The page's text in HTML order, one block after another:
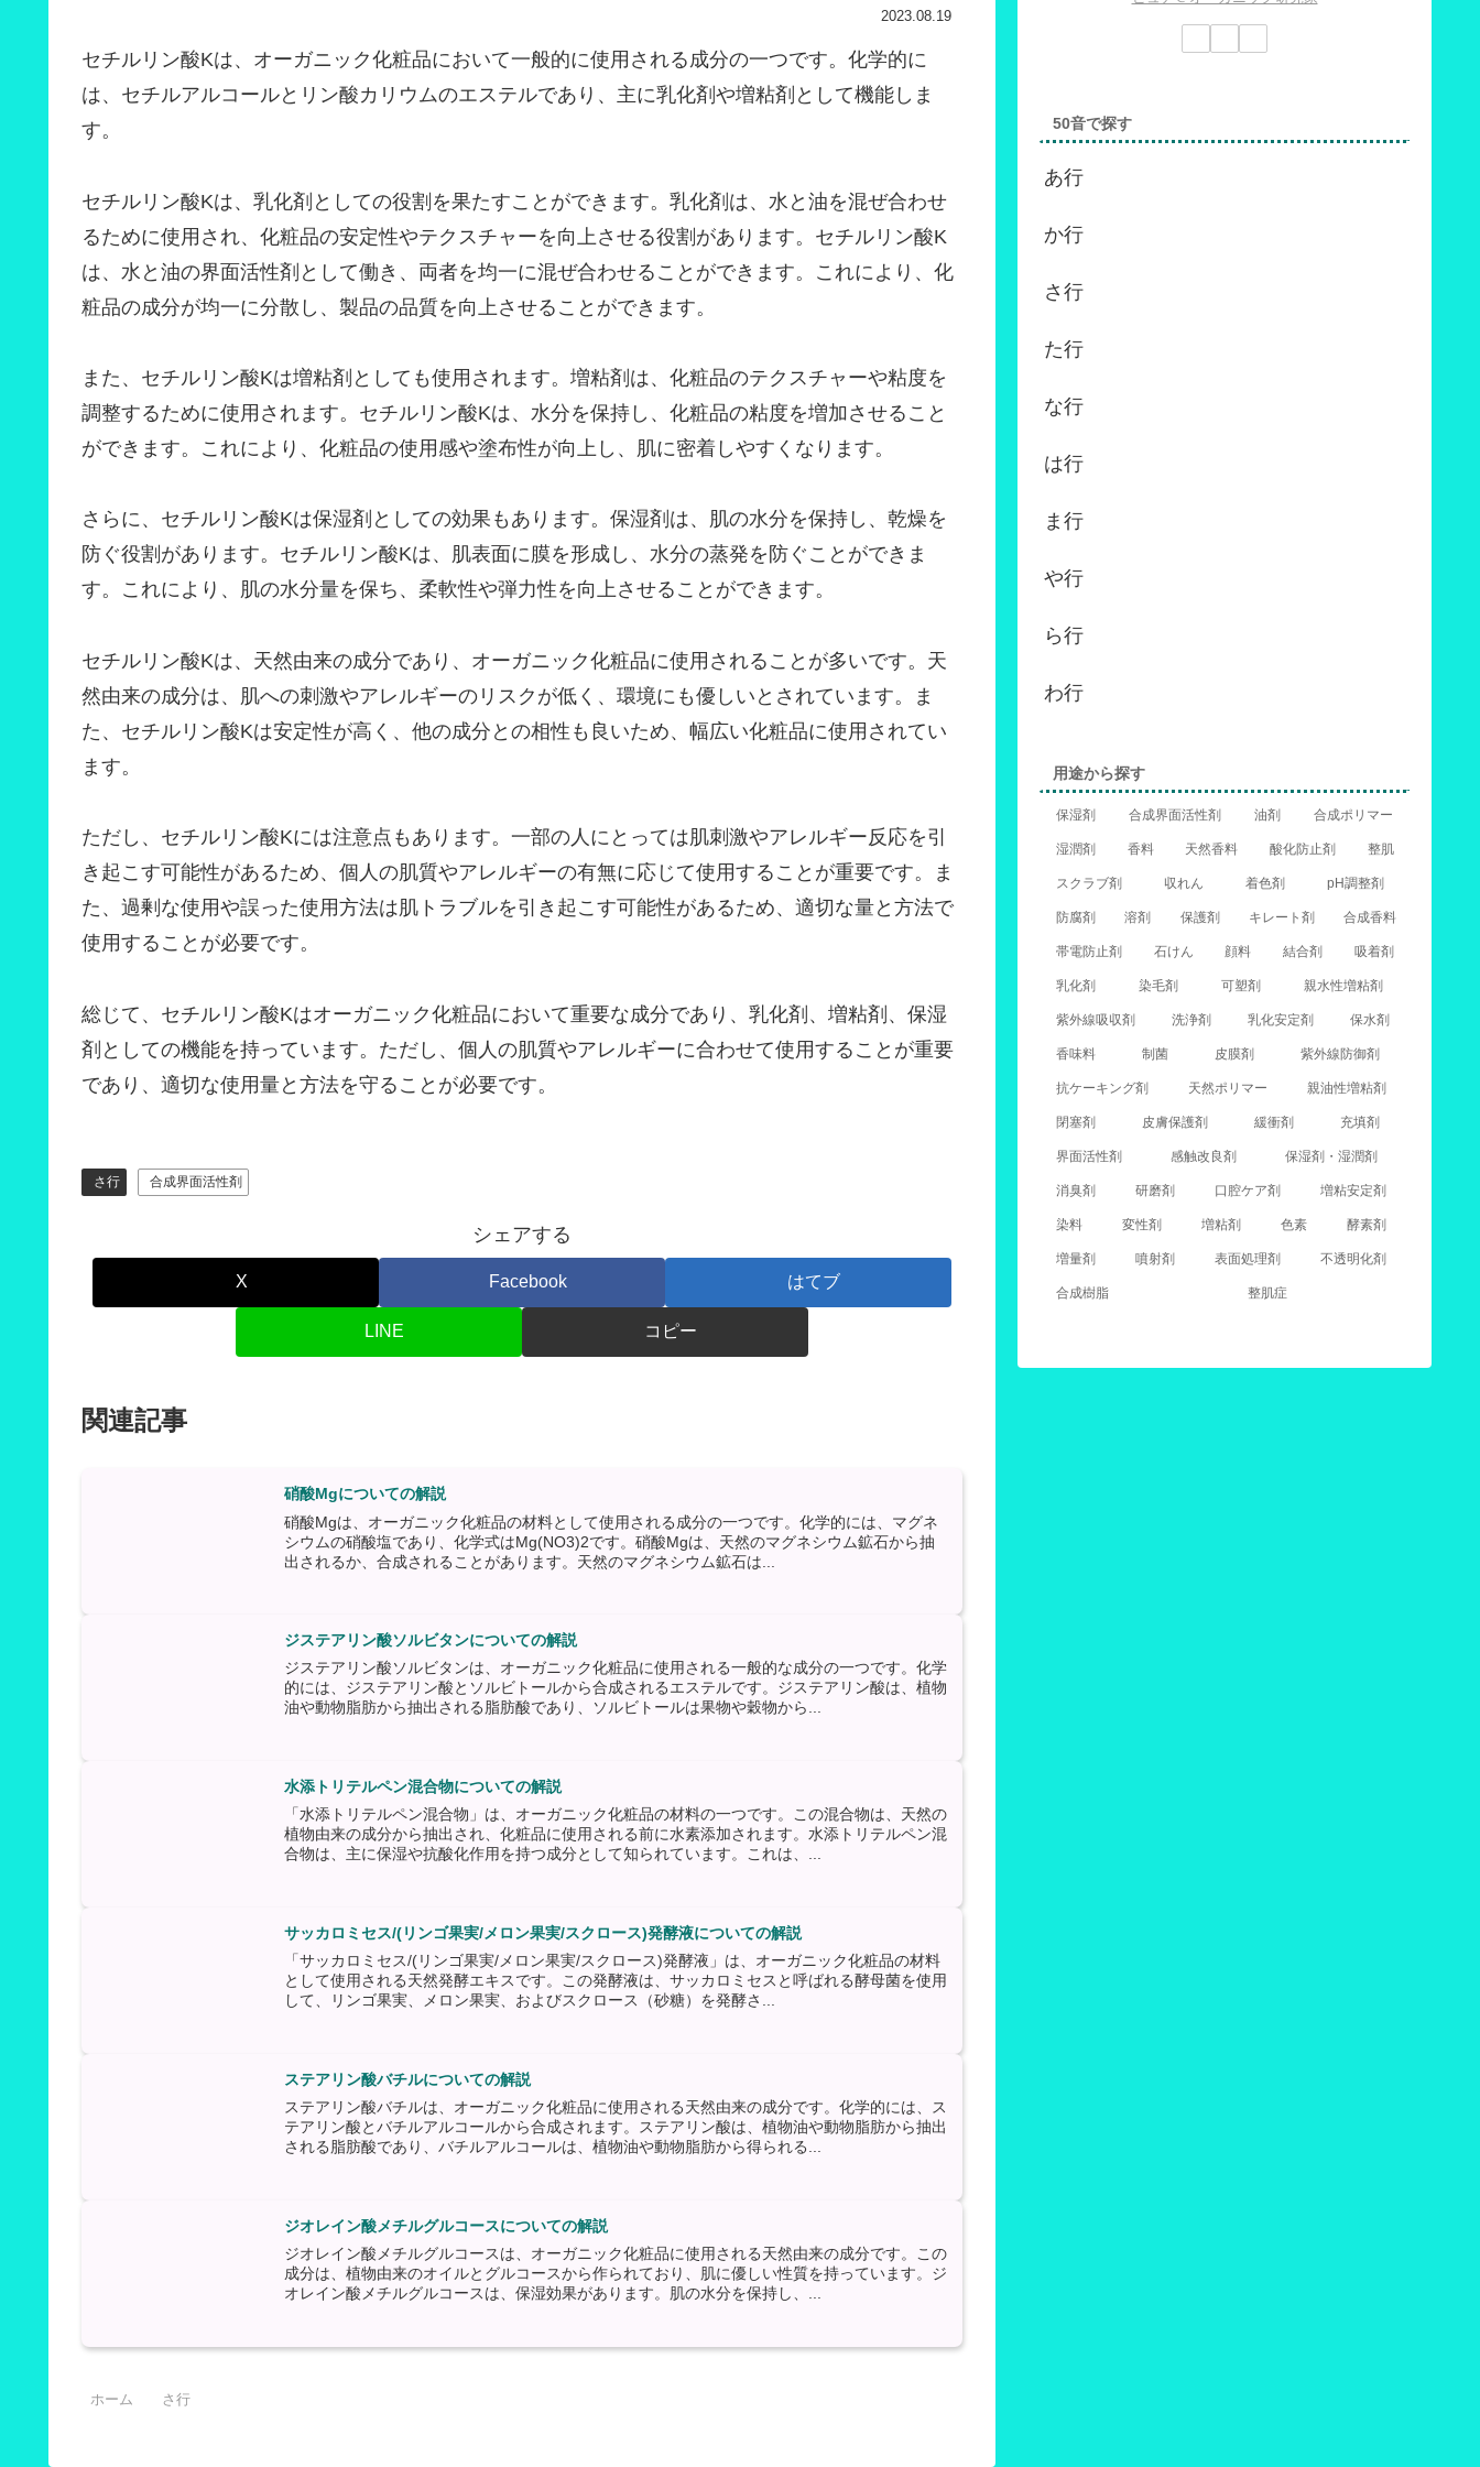
2023.08.19
セチルリン酸Kは、オーガニック化粧品において一般的に使用される成分の一つです。化学的に
は、セチルアルコールとリン酸カリウムのエステルであり、主に乳化剤や増粘剤として機能しま
す。
セチルリン酸Kは、乳化剤としての役割を果たすことができます。乳化剤は、水と油を混ぜ合わせ
るために使用され、化粧品の安定性やテクスチャーを向上させる役割があります。セチルリン酸K
は、水と油の界面活性剤として働き、両者を均一に混ぜ合わせることができます。これにより、化
粧品の成分が均一に分散し、製品の品質を向上させることができます。
また、セチルリン酸Kは増粘剤としても使用されます。増粘剤は、化粧品のテクスチャーや粘度を
調整するために使用されます。セチルリン酸Kは、水分を保持し、化粧品の粘度を増加させること
ができます。これにより、化粧品の使用感や塗布性が向上し、肌に密着しやすくなります。
さらに、セチルリン酸Kは保湿剤としての効果もあります。保湿剤は、肌の水分を保持し、乾燥を
防ぐ役割があります。セチルリン酸Kは、肌表面に膜を形成し、水分の蒸発を防ぐことができま
す。これにより、肌の水分量を保ち、柔軟性や弾力性を向上させることができます。
セチルリン酸Kは、天然由来の成分であり、オーガニック化粧品に使用されることが多いです。天
然由来の成分は、肌への刺激やアレルギーのリスクが低く、環境にも優しいとされています。ま
た、セチルリン酸Kは安定性が高く、他の成分との相性も良いため、幅広い化粧品に使用されてい
ます。
ただし、セチルリン酸Kには注意点もあります。一部の人にとっては肌刺激やアレルギー反応を引
き起こす可能性があるため、個人の肌質やアレルギーの有無に応じて使用することが重要です。ま
た、過剰な使用や誤った使用方法は肌トラブルを引き起こす可能性があるため、適切な量と方法で
使用することが必要です。
総じて、セチルリン酸Kはオーガニック化粧品において重要な成分であり、乳化剤、増粘剤、保湿
剤としての機能を持っています。ただし、個人の肌質やアレルギーに合わせて使用することが重要
であり、適切な使用量と方法を守ることが必要です。
さ行 合成界面活性剤
シェアする
X Facebook はてブ
LINE コピー
関連記事
硝酸Mgについての解説
硝酸Mgは、オーガニック化粧品の材料として使用される成分の一つです。化学的には、マグネ
シウムの硝酸塩であり、化学式はMg(NO3)2です。硝酸Mgは、天然のマグネシウム鉱石から抽
出されるか、合成されることがあります。天然のマグネシウム鉱石は...
ジステアリン酸ソルビタンについての解説
ジステアリン酸ソルビタンは、オーガニック化粧品に使用される一般的な成分の一つです。化学
的には、ジステアリン酸とソルビトールから合成されるエステルです。ジステアリン酸は、植物
油や動物脂肪から抽出される脂肪酸であり、ソルビトールは果物や穀物から...
水添トリテルペン混合物についての解説
「水添トリテルペン混合物」は、オーガニック化粧品の材料の一つです。この混合物は、天然の
植物由来の成分から抽出され、化粧品に使用される前に水素添加されます。水添トリテルペン混
合物は、主に保湿や抗酸化作用を持つ成分として知られています。これは、...
サッカロミセス/(リンゴ果実/メロン果実/スクロース)発酵液についての解説
「サッカロミセス/(リンゴ果実/メロン果実/スクロース)発酵液」は、オーガニック化粧品の材料
として使用される天然発酵エキスです。この発酵液は、サッカロミセスと呼ばれる酵母菌を使用
して、リンゴ果実、メロン果実、およびスクロース（砂糖）を発酵さ...
ステアリン酸バチルについての解説
ステアリン酸バチルは、オーガニック化粧品に使用される天然由来の成分です。化学的には、ス
テアリン酸とバチルアルコールから合成されます。ステアリン酸は、植物油や動物脂肪から抽出
される脂肪酸であり、バチルアルコールは、植物油や動物脂肪から得られる...
ジオレイン酸メチルグルコースについての解説
ジオレイン酸メチルグルコースは、オーガニック化粧品に使用される天然由来の成分です。この
成分は、植物由来のオイルとグルコースから作られており、肌に優しい性質を持っています。ジ
オレイン酸メチルグルコースは、保湿効果があります。肌の水分を保持し、...
ホーム さ行
50音で探す
あ行
か行
さ行
た行
な行
は行
ま行
や行
ら行
わ行
用途から探す
保湿剤 合成界面活性剤 油剤 合成ポリマー
湿潤剤 香料 天然香料 酸化防止剤 整肌
スクラブ剤 収れん 着色剤 pH調整剤
防腐剤 溶剤 保護剤 キレート剤 合成香料
帯電防止剤 石けん 顔料 結合剤 吸着剤
乳化剤 染毛剤 可塑剤 親水性増粘剤
紫外線吸収剤 洗浄剤 乳化安定剤 保水剤
香味料 制菌 皮膜剤 紫外線防御剤
抗ケーキング剤 天然ポリマー 親油性増粘剤
閉塞剤 皮膚保護剤 緩衝剤 充填剤
界面活性剤 感触改良剤 保湿剤・湿潤剤
消臭剤 研磨剤 口腔ケア剤 増粘安定剤
染料 変性剤 増粘剤 色素 酵素剤
増量剤 噴射剤 表面処理剤 不透明化剤
合成樹脂 整肌症